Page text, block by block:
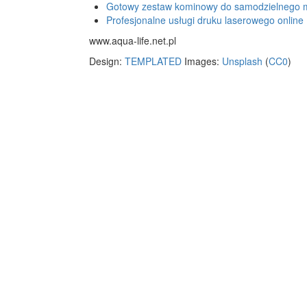
Gotowy zestaw kominowy do samodzielnego
Profesjonalne usługi druku laserowego online
www.aqua-life.net.pl
Design: TEMPLATED Images: Unsplash (CC0)